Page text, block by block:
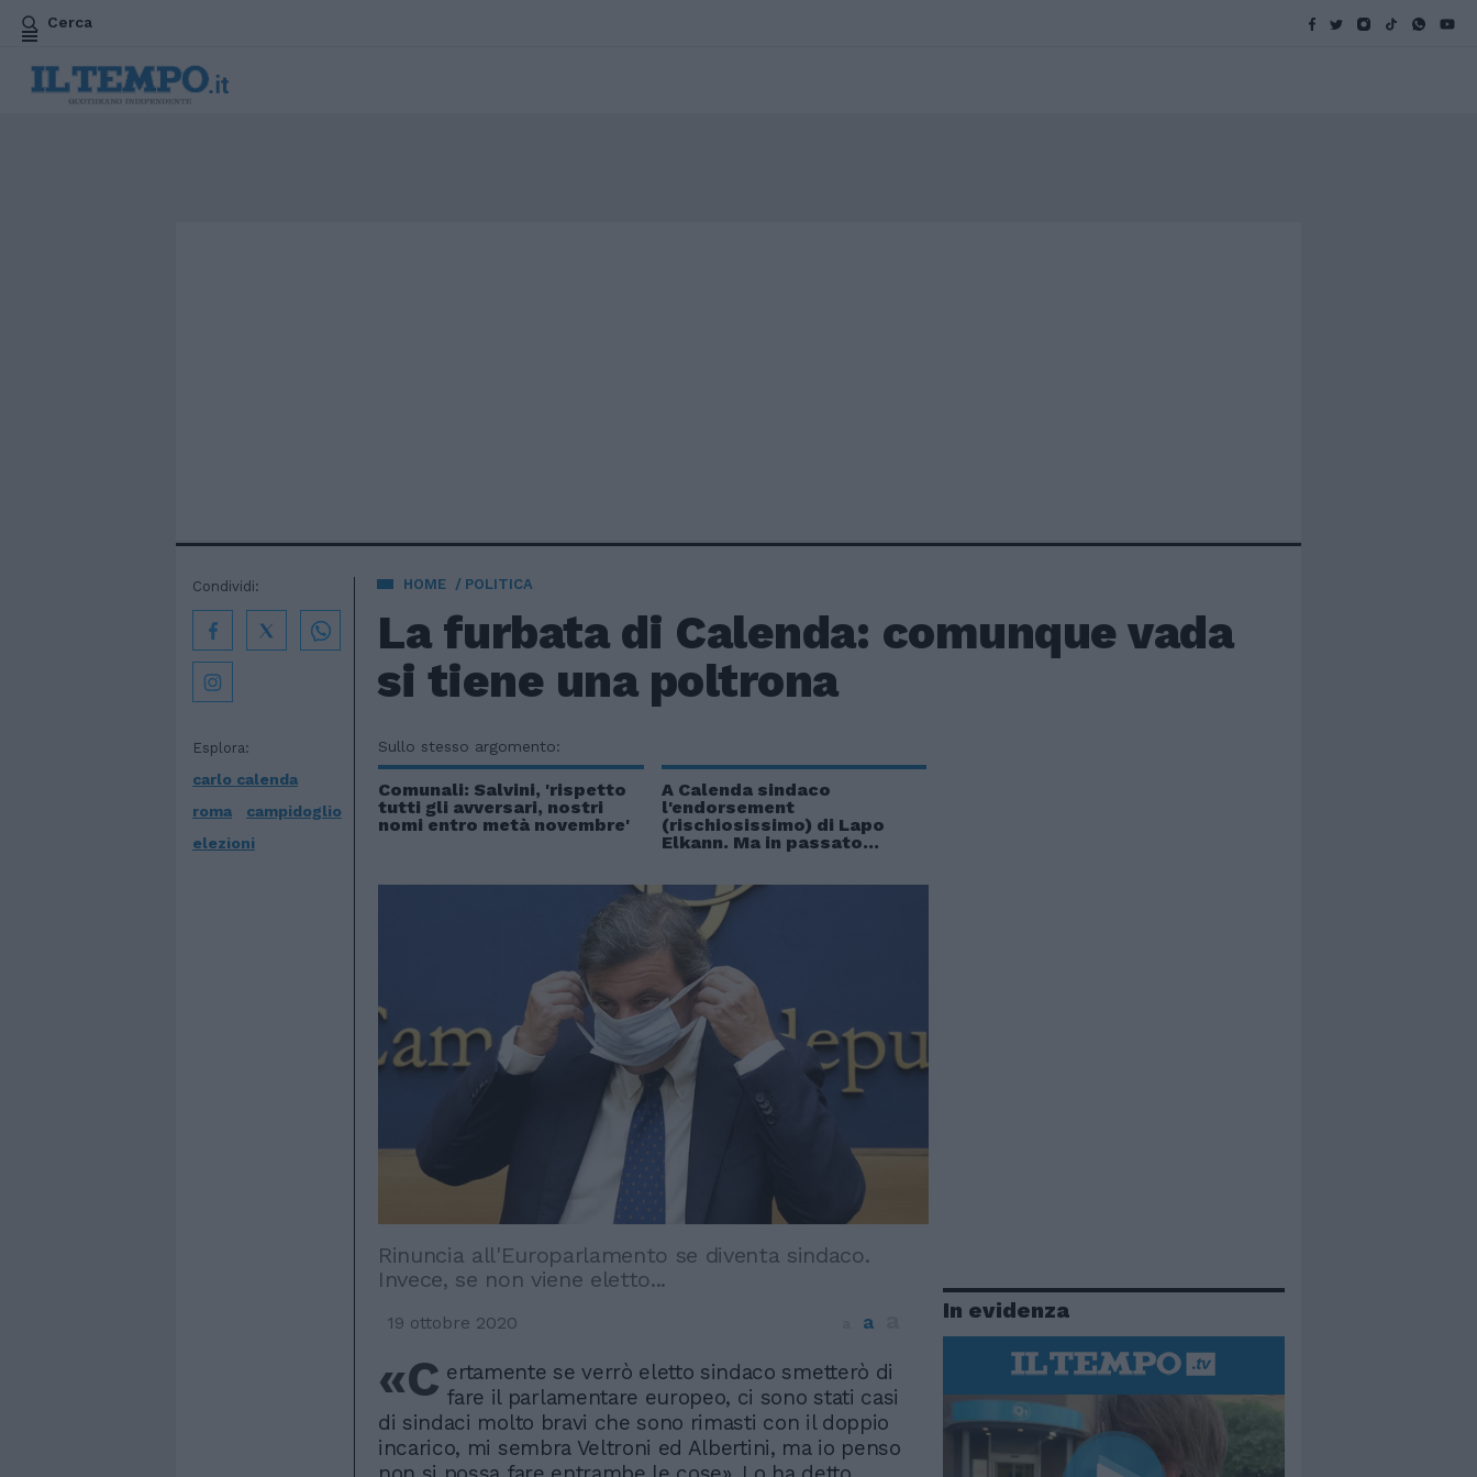
Cerca
HOME POLITICA
La furbata di Calenda: comunque vada
si tiene una poltrona
Esplora:
carlo calenda
roma
campidoglio
elezioni
Condividi:
Sullo stesso argomento:
Comunali: Salvini, 'rispetto
tutti gli avversari, nostri
nomi entro metà novembre'
A Calenda sindaco
l'endorsement
(rischiosissimo) di Lapo
Elkann. Ma in passato...
Rinuncia all'Europarlamento se diventa sindaco.
Invece, se non viene eletto...
19 ottobre 2020 a
«C ertamente se verrò eletto sindaco smetterò di
fare il parlamentare europeo, ci sono stati casi
di sindaci molto bravi che sono rimasti con il doppio
incarico, mi sembra Veltroni ed Albertini, ma io penso
In evidenza